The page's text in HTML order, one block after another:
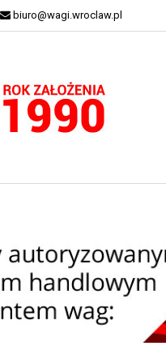
biuro@wagi.wroclaw.pl